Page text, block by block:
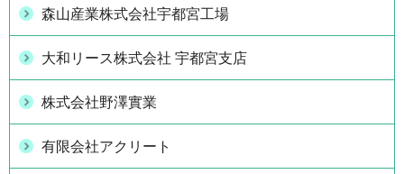
森山産業株式会社宇都宮工場
大和リース株式会社 宇都宮支店
株式会社野澤實業
有限会社アクリート